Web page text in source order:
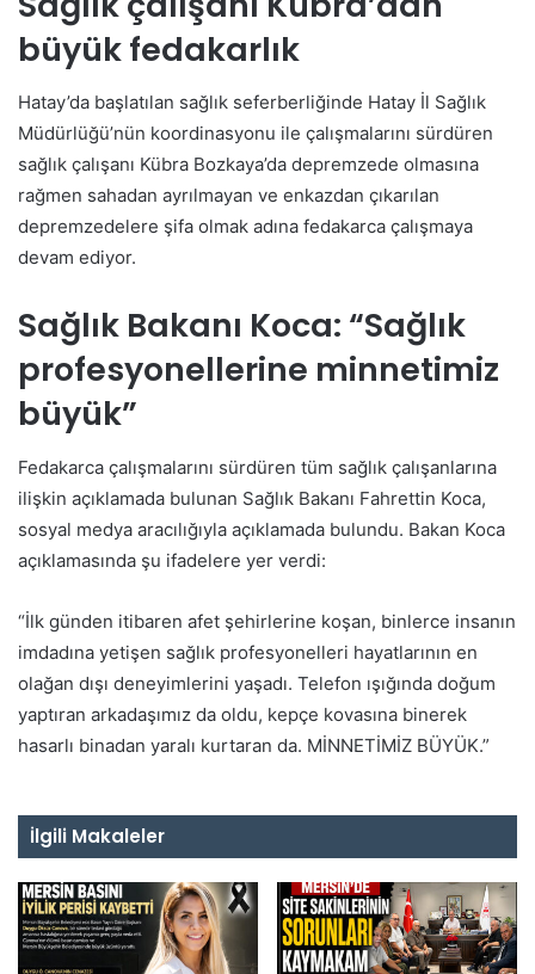
büyük fedakarlık
Hatay’da başlatılan sağlık seferberliğinde Hatay İl Sağlık
Müdürlüğü’nün koordinasyonu ile çalışmalarını sürdüren
sağlık çalışanı Kübra Bozkaya’da depremzede olmasına
rağmen sahadan ayrılmayan ve enkazdan çıkarılan
depremzedelere şifa olmak adına fedakarca çalışmaya
devam ediyor.
Sağlık Bakanı Koca: “Sağlık
profesyonellerine minnetimiz
büyük”
Fedakarca çalışmalarını sürdüren tüm sağlık çalışanlarına
ilişkin açıklamada bulunan Sağlık Bakanı Fahrettin Koca,
sosyal medya aracılığıyla açıklamada bulundu. Bakan Koca
açıklamasında şu ifadelere yer verdi:
“İlk günden itibaren afet şehirlerine koşan, binlerce insanın
imdadına yetişen sağlık profesyonelleri hayatlarının en
olağan dışı deneyimlerini yaşadı. Telefon ışığında doğum
yaptıran arkadaşımız da oldu, kepçe kovasına binerek
hasarlı binadan yaralı kurtaran da. MİNNETİMİZ BÜYÜK.”
İlgili Makaleler